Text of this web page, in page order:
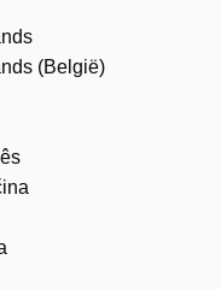
(België)